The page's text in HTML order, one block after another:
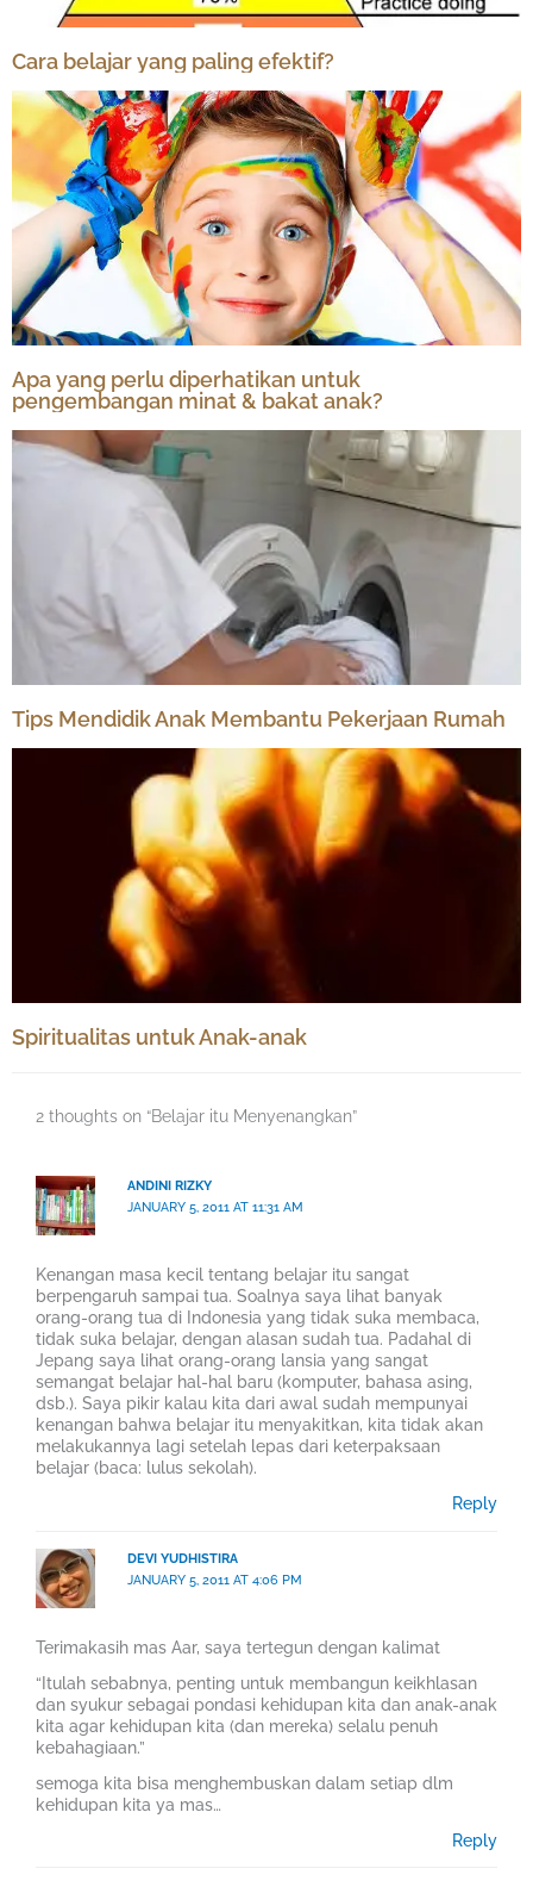
Cara belajar yang paling efektif?
Apa yang perlu diperhatikan untuk
pengembangan minat & bakat anak?
Tips Mendidik Anak Membantu Pekerjaan Rumah
Spiritualitas untuk Anak-anak
2 thoughts on “Belajar itu Menyenangkan”
ANDINI RIZKY
JANUARY 5, 2011 AT 11:31 AM
Kenangan masa kecil tentang belajar itu sangat
berpengaruh sampai tua. Soalnya saya lihat banyak
orang-orang tua di Indonesia yang tidak suka membaca,
tidak suka belajar, dengan alasan sudah tua. Padahal di
Jepang saya lihat orang-orang lansia yang sangat
semangat belajar hal-hal baru (komputer, bahasa asing,
dsb.). Saya pikir kalau kita dari awal sudah mempunyai
kenangan bahwa belajar itu menyakitkan, kita tidak akan
melakukannya lagi setelah lepas dari keterpaksaan
belajar (baca: lulus sekolah).
Reply
DEVI YUDHISTIRA
JANUARY 5, 2011 AT 4:06 PM
Terimakasih mas Aar, saya tertegun dengan kalimat
“Itulah sebabnya, penting untuk membangun keikhlasan
dan syukur sebagai pondasi kehidupan kita dan anak-anak
kita agar kehidupan kita (dan mereka) selalu penuh
kebahagiaan.”
semoga kita bisa menghembuskan dalam setiap dlm
kehidupan kita ya mas…
Reply